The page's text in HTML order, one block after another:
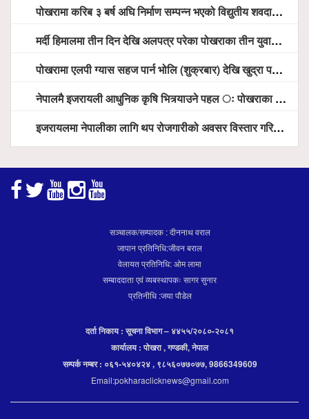
पोखरामा करिब ३ बर्ष अघि निर्माण सम्पन्न भएको विद्युतीय शवदाह गृह अझै संचालनमा आउन सकेन, तत्काल संचालन गर्न स्थानियको माग
मर्दी हिमालमा तीन दिन देखि अलपत्र परेका पोखराका तीन युवाको सशस्त्र प्रहरी सहितको टोलीको साहसिक उद्धार
पोखरामा एलपी ग्यास सहज पार्न भोलि (शुक्रबार) देखि खुद्रा पसलबाटै बिक्रि वितरण हुने, स्टोर नगर्न आग्रह
नेपालमै इजरायली आधुनिक कृषि भित्र्याउने पहल ः पोखराका मेयर धनराज आचार्य र इजरायली राजदूतबीच सहकार्य विस्तारको संकेत
इजरायलमा नेपालीका लागि थप रोजगारीको अवसर विस्तार गरिने ः राजदूत बास
सञ्चालक/सम्पादक : दीननाथ वराल
जापान प्रतिनिधि:जीवन बराल
वेलायत प्रतिनिधि: ओम लामा
सम्बाददाता एवं व्यबस्थापकः सागर सुनार
प्रतिनीधि :जया पौडेल
दर्ता निकाय : सूचना विभाग – ४४५५/२०८०-२०८१
कार्यालय : पोखरा , गण्डकी, नेपाल
सम्पर्क नम्बर : ०६१-५४०४२४ , ९८५६०७७०७७, 9866349609
Email:pokharaclicknews@gmail.com